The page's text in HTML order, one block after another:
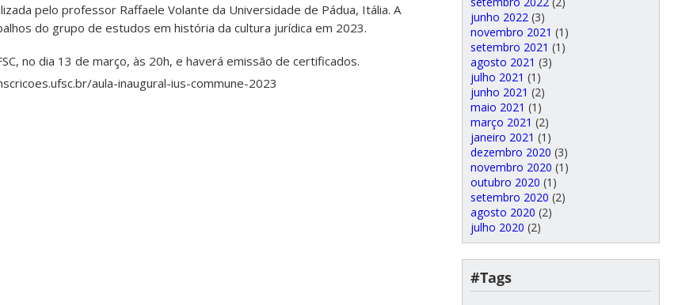
pelo professor Raffaele Volante da Universidade de Pádua, Itália. A
do grupo de estudos em história da cultura jurídica em 2023.
no dia 13 de março, às 20h, e haverá emissão de certificados.
aula-inaugural-ius-commune-2023
junho 2022 (3)
novembro 2021 (1)
setembro 2021 (1)
agosto 2021 (3)
julho 2021 (1)
junho 2021 (2)
maio 2021 (1)
março 2021 (2)
janeiro 2021 (1)
dezembro 2020 (3)
novembro 2020 (1)
outubro 2020 (1)
setembro 2020 (2)
agosto 2020 (2)
julho 2020 (2)
#Tags